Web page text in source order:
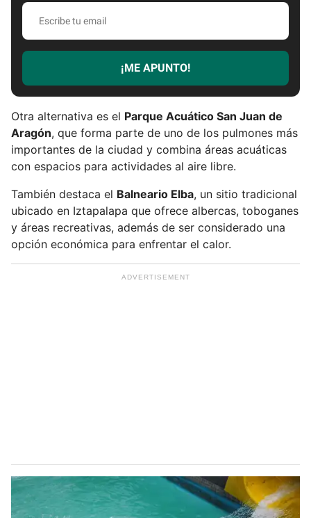
E
c
r
e
e
a
i
l
¡ME APUNTO!
Otra alternativa es el Parque Acuático San Juan de
Aragón, que forma parte de uno de los pulmones más
importantes de la ciudad y combina áreas acuáticas
con espacios para actividades al aire libre.
También destaca el Balneario Elba, un sitio tradicional
ubicado en Iztapalapa que ofrece albercas, toboganes
y áreas recreativas, además de ser considerado una
opción económica para enfrentar el calor.